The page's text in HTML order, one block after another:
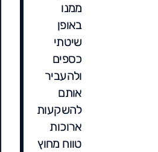
ממנו
באופן
שיטתי
כספים
ולהעביר
אותם
להשקעות
ארוכות
טווח מחוץ